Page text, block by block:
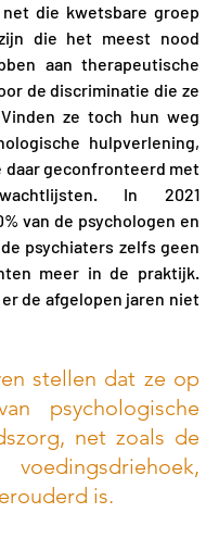
die kwetsbare groep
die het meest nood
aan therapeutische
de discriminatie die ze
ze toch hun weg
hulpverlening,
daar geconfronteerd met
In 2021
van de psychologen en
psychiaters zelfs geen
meer in de praktijk.
de afgelopen jaren niet
stellen dat ze op
psychologische
net zoals de
is.